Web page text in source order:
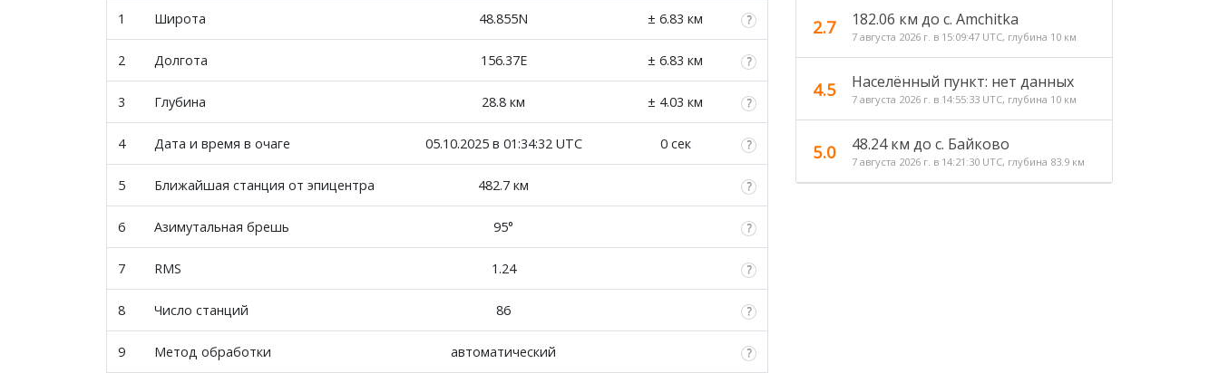
1 Широта 48.855N ± 6.83 км
2 Долгота 156.37E ± 6.83 км
3 Глубина 28.8 км ± 4.03 км
4 Дата и время в очаге 05.10.2025 в 01:34:32 UTC 0 сек
5 Ближайшая станция от эпицентра 482.7 км
6 Азимутальная брешь 95°
7 RMS 1.24
8 Число станций 86
9 Метод обработки автоматический
2.7 182.06 км до с. Amchitka
7 августа 2026 г. в 15:09:47 UTC, глубина 10 км
4.5 Населённый пункт: нет данных
7 августа 2026 г. в 14:55:33 UTC, глубина 10 км
5.0 48.24 км до c. Байково
7 августа 2026 г. в 14:21:30 UTC, глубина 83.9 км